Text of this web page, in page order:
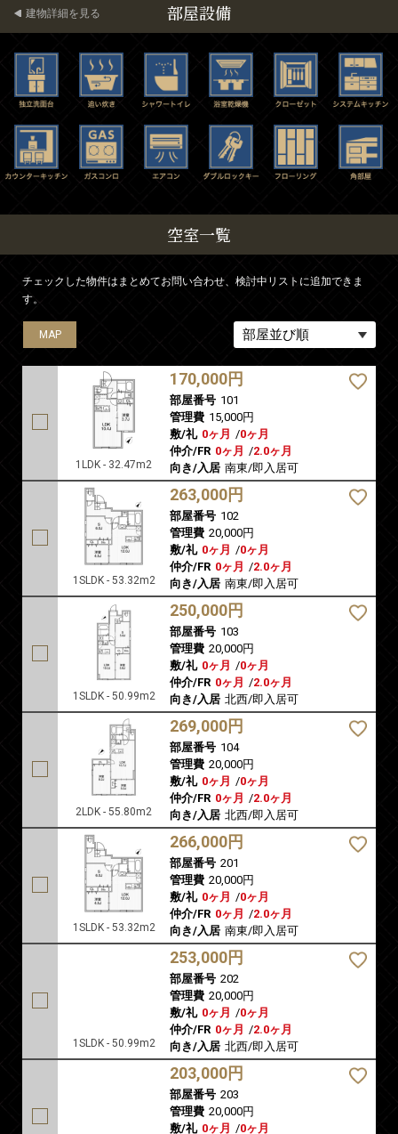
部屋設備
建物詳細を見る
空室一覧
チェックした物件はまとめてお問い合わせ、検討中リストに追加できま
す。
MAP
1LDK - 32.47m2
170,000円
部屋番号 101
管理費 15,000円
敷/礼 0ヶ月 /0ヶ月
仲介/FR 0ヶ月 /2.0ヶ月
向き/入居 南東/即入居可
MAP
1SLDK - 53.32m2
263,000円
部屋番号 102
管理費 20,000円
敷/礼 0ヶ月 /0ヶ月
仲介/FR 0ヶ月 /2.0ヶ月
向き/入居 南東/即入居可
MAP
1SLDK - 50.99m2
250,000円
部屋番号 103
管理費 20,000円
敷/礼 0ヶ月 /0ヶ月
仲介/FR 0ヶ月 /2.0ヶ月
向き/入居 北西/即入居可
MAP
2LDK - 55.80m2
269,000円
部屋番号 104
管理費 20,000円
敷/礼 0ヶ月 /0ヶ月
仲介/FR 0ヶ月 /2.0ヶ月
向き/入居 北西/即入居可
MAP
1SLDK - 53.32m2
266,000円
部屋番号 201
管理費 20,000円
敷/礼 0ヶ月 /0ヶ月
仲介/FR 0ヶ月 /2.0ヶ月
向き/入居 南東/即入居可
MAP
1SLDK - 50.99m2
253,000円
部屋番号 202
管理費 20,000円
敷/礼 0ヶ月 /0ヶ月
仲介/FR 0ヶ月 /2.0ヶ月
向き/入居 北西/即入居可
MAP
203,000円
部屋番号 203
管理費 20,000円
敷/礼 0ヶ月 /0ヶ月
MAP
MAP
MAP
MAP
MAP
MAP
MAP
MAP
MAP
MAP
MAP
MAP
MAP
MAP
MAP